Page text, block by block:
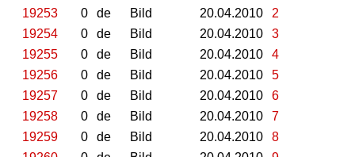
19253
0 de Bild 20.04.2010
2
19254
0 de Bild 20.04.2010
3
19255
0 de Bild 20.04.2010
4
19256
0 de Bild 20.04.2010
5
19257
0 de Bild 20.04.2010
6
19258
0 de Bild 20.04.2010
7
19259
0 de Bild 20.04.2010
8